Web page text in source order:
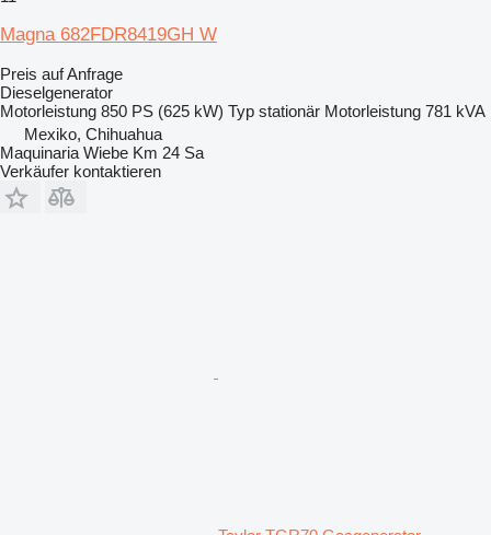
Magna 682FDR8419GH W
Preis auf Anfrage
Dieselgenerator
Motorleistung 850 PS (625 kW) Typ stationär Motorleistung 781 kVA
Mexiko, Chihuahua
Maquinaria Wiebe Km 24 Sa
Verkäufer kontaktieren